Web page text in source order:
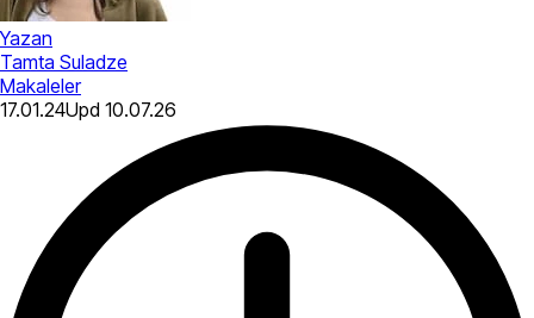
Yazan
Tamta Suladze
Makaleler
17.01.24Upd 10.07.26